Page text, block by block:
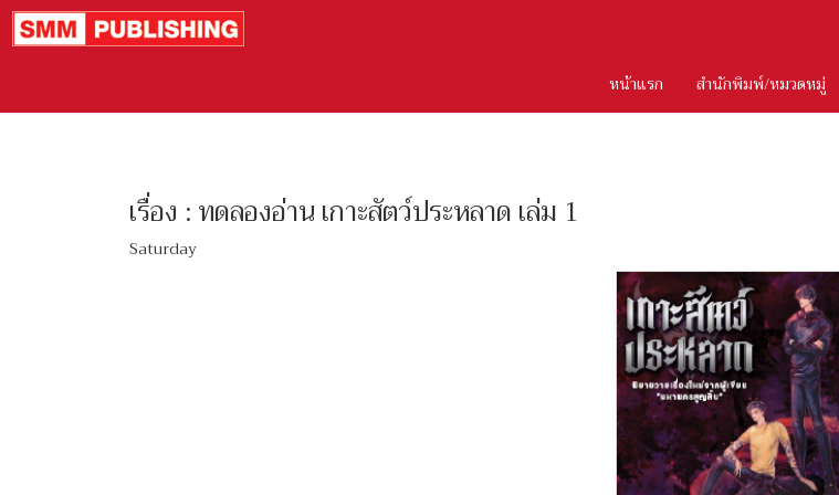
หน้าแรก สำนักพิมพ์/หมวดหมู่
เรื่อง : ทดลองอ่าน เกาะสัตว์ประหลาด เล่ม 1
Saturday